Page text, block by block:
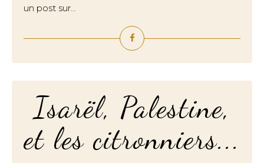
un post sur...
Isarël, Palestine,
et les citronniers...